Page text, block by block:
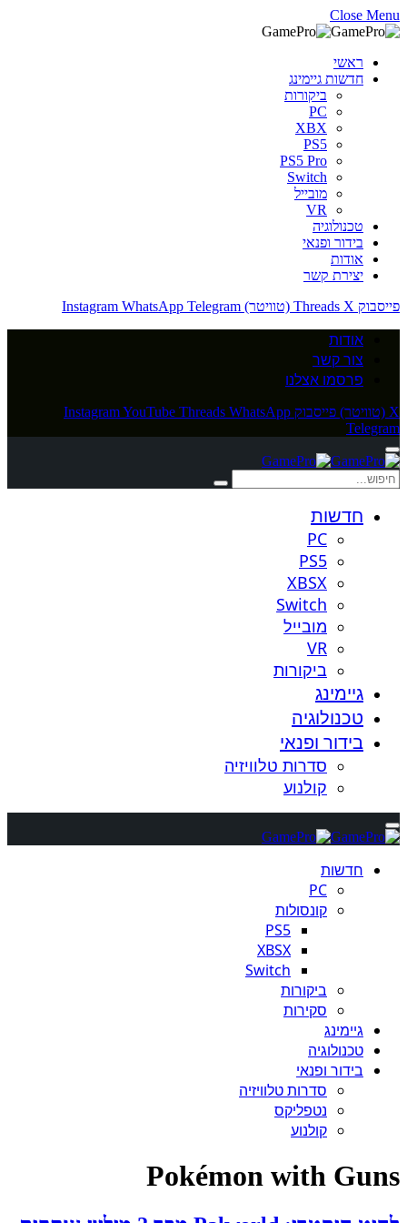
Close Menu
ראשי
חדשות גיימינג
ביקורות
PC
XBX
PS5
PS5 Pro
Switch
מובייל
VR
טכנולוגיה
בידור ופנאי
אודות
יצירת קשר
פייסבוק
Threads X (טוויטר) Instagram WhatsApp Telegram
אודות
צור קשר
פרסמו אצלנו
X (טוויטר) פייסבוק InstagramYouTube Threads WhatsApp
Telegram
חדשות
PC
PS5
XBSX
Switch
מובייל
VR
ביקורות
גיימינג
טכנולוגיה
בידור ופנאי
סדרות טלוויזיה
קולנוע
חדשות
PC
קונסולות
PS5
XBSX
Switch
ביקורות
סקירות
גיימינג
טכנולוגיה
בידור ופנאי
סדרות טלוויזיה
נטפליקס
קולנוע
Pokémon with Guns